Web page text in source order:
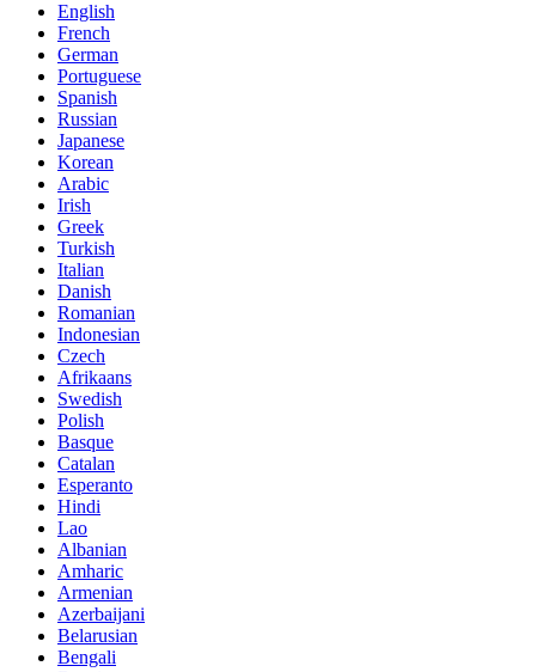
English
French
German
Portuguese
Spanish
Russian
Japanese
Korean
Arabic
Irish
Greek
Turkish
Italian
Danish
Romanian
Indonesian
Czech
Afrikaans
Swedish
Polish
Basque
Catalan
Esperanto
Hindi
Lao
Albanian
Amharic
Armenian
Azerbaijani
Belarusian
Bengali